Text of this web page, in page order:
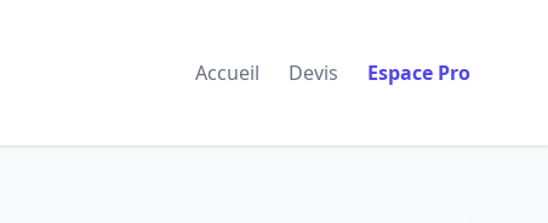
Accueil Devis Espace Pro